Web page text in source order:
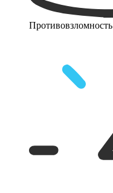
Противовзломность